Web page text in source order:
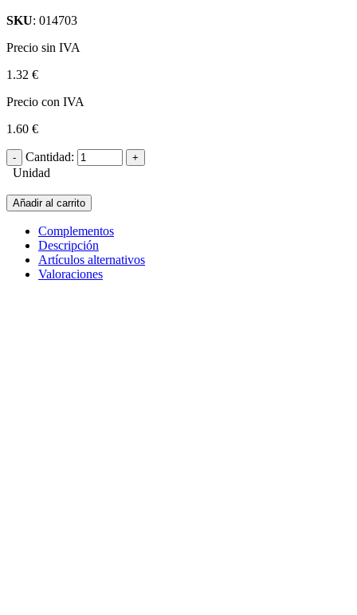
SKU: 014703
Precio sin IVA
1.32 €
Precio con IVA
1.60 €
Cantidad:
Unidad
Añadir al carrito
Complementos
Descripción
Artículos alternativos
Valoraciones